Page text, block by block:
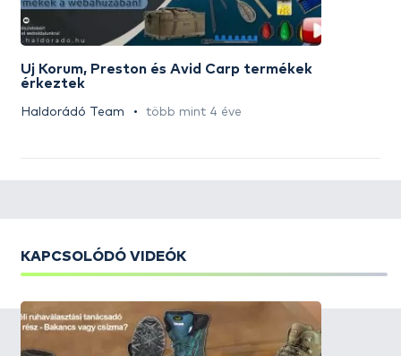
Új Korum, Preston és Avid Carp termékek
érkeztek
Haldorádó Team több mint 4 éve
KAPCSOLÓDÓ VIDEÓK